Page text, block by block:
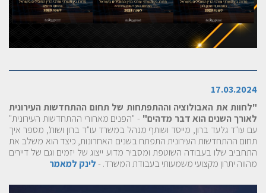
17.03.2024
"לחוות את האבולוציה וההתפתחות של תחום ההתחדשות העירונית
לאורך השנים הוא דבר מדהים" - "הפנים מאחורי ההתחדשות העירונית"
עם עו"ד גלעד ברון, מייסד ושותף מנהל במשרד עו"ד ברון ושות', מספר איך
תחום ההתחדשות העירונית התפתח בשנים האחרונות, כיצד הוא משלב את
התחביב שלו בעבודה השוטפת ומסביר מדוע ייצוג של יזמים וגם של דיירים
מהווה יתרון מקצועי משמעותי בעבודת המשרד. -לינק למאמר